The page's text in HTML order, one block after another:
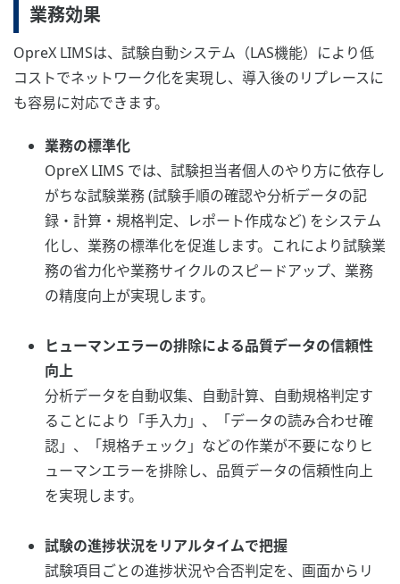
業務効果
OpreX LIMSは、試験自動システム（LAS機能）により低
コストでネットワーク化を実現し、導入後のリプレースに
も容易に対応できます。
業務の標準化
OpreX LIMS では、試験担当者個人のやり方に依存し
がちな試験業務 (試験手順の確認や分析データの記
録・計算・規格判定、レポート作成など) をシステム
化し、業務の標準化を促進します。これにより試験業
務の省力化や業務サイクルのスピードアップ、業務
の精度向上が実現します。
ヒューマンエラーの排除による品質データの信頼性
向上
分析データを自動収集、自動計算、自動規格判定す
ることにより「手入力」、「データの読み合わせ確
認」、「規格チェック」などの作業が不要になりヒ
ューマンエラーを排除し、品質データの信頼性向上
を実現します。
試験の進捗状況をリアルタイムで把握
試験項目ごとの進捗状況や合否判定を、画面からリ